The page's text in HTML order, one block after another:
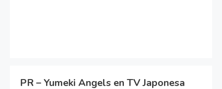
PR – Yumeki Angels en TV Japonesa